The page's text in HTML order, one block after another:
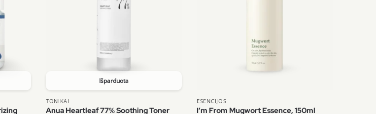
Išparduota
TONIKAI
Anua Heartleaf 77% Soothing Toner
ESENCIJOS
I’m From Mugwort Essence, 150ml